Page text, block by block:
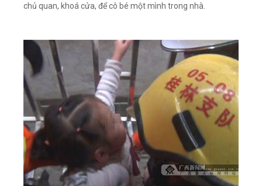
chủ quan, khoá cửa, để cô bé một mình trong nhà.